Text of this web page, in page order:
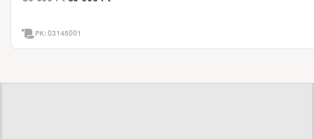
PK:03145001